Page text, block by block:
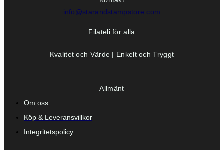
info@starandstampstore.com
Filateli för alla
Kvalitet och Värde | Enkelt och Tryggt
Allmänt
Om oss
Köp & Leveransvillkor
Integritetspolicy